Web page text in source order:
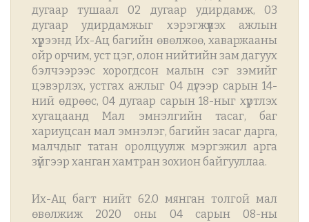
дугаар тушаал 02 дугаар удирдамж, 03
дугаар удирдамжыг хэрэгжүүлэх ажлын
хүрээнд Их-Ац багийн өвөлжөө, хаваржааны
ойр орчим, уст цэг, олон нийтийн зам дагуух
бэлчээрээс хорогдсон малын сэг зэмийг
цэвэрлэх, устгах ажлыг 04 дүгээр сарын 14-
ний өдрөөс, 04 дугаар сарын 18-ныг хүртлэх
хугацаанд Мал эмнэлгийн тасаг, баг
хариуцсан мал эмнэлэг, багийн засаг дарга,
малчдыг татан оролцуулж мэргэжил арга
зүйгээр ханган хамтран зохион байгууллаа.
Их-Ац багт нийт 62.0 мянган толгой мал
өвөлжиж 2020 оны 04 сарын 08-ны